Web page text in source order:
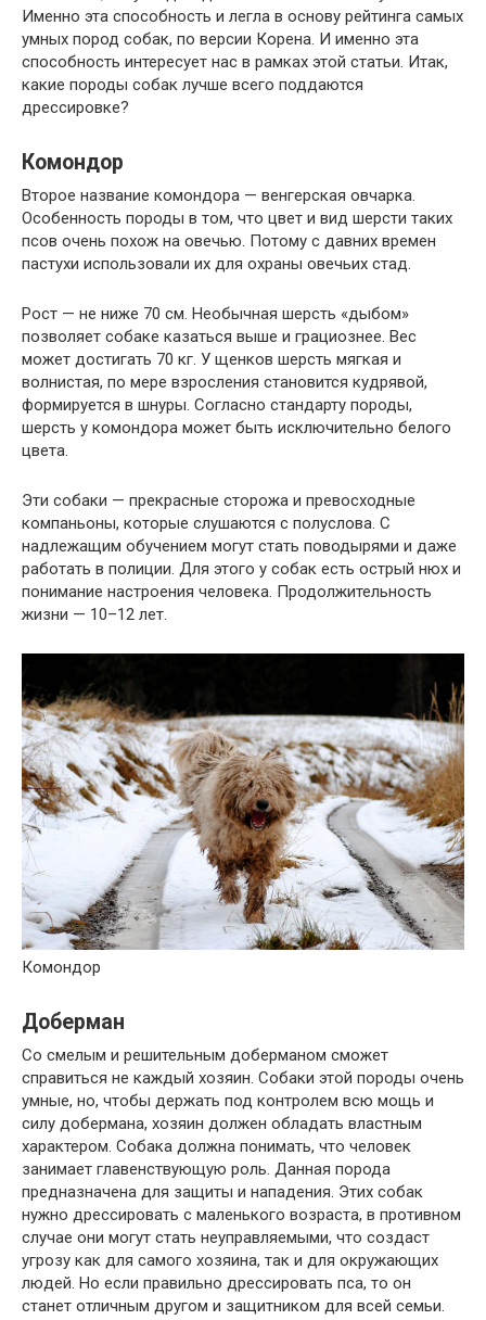
Именно эта способность и легла в основу рейтинга самых
умных пород собак, по версии Корена. И именно эта
способность интересует нас в рамках этой статьи. Итак,
какие породы собак лучше всего поддаются
дрессировке?
Комондор
Второе название комондора — венгерская овчарка.
Особенность породы в том, что цвет и вид шерсти таких
псов очень похож на овечью. Потому с давних времен
пастухи использовали их для охраны овечьих стад.
Рост — не ниже 70 см. Необычная шерсть «дыбом»
позволяет собаке казаться выше и грациознее. Вес
может достигать 70 кг. У щенков шерсть мягкая и
волнистая, по мере взросления становится кудрявой,
формируется в шнуры. Согласно стандарту породы,
шерсть у комондора может быть исключительно белого
цвета.
Эти собаки — прекрасные сторожа и превосходные
компаньоны, которые слушаются с полуслова. С
надлежащим обучением могут стать поводырями и даже
работать в полиции. Для этого у собак есть острый нюх и
понимание настроения человека. Продолжительность
жизни — 10–12 лет.
Комондор
Доберман
Со смелым и решительным доберманом сможет
справиться не каждый хозяин. Собаки этой породы очень
умные, но, чтобы держать под контролем всю мощь и
силу добермана, хозяин должен обладать властным
характером. Собака должна понимать, что человек
занимает главенствующую роль. Данная порода
предназначена для защиты и нападения. Этих собак
нужно дрессировать с маленького возраста, в противном
случае они могут стать неуправляемыми, что создаст
угрозу как для самого хозяина, так и для окружающих
людей. Но если правильно дрессировать пса, то он
станет отличным другом и защитником для всей семьи.